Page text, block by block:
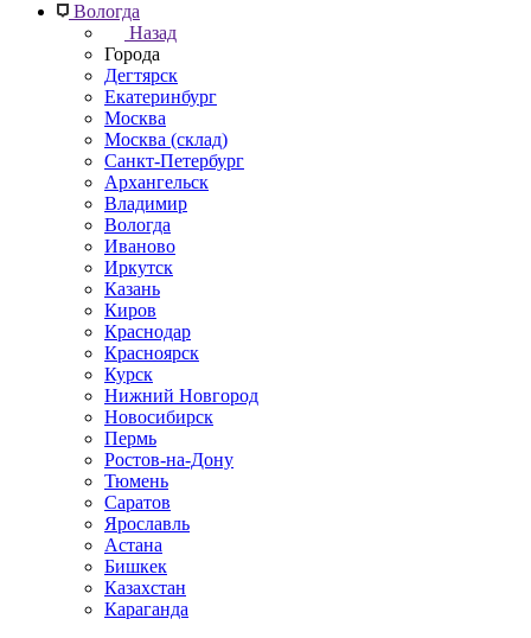
Вологда
Назад
Города
Дегтярск
Екатеринбург
Москва
Москва (склад)
Санкт-Петербург
Архангельск
Владимир
Вологда
Иваново
Иркутск
Казань
Киров
Краснодар
Красноярск
Курск
Нижний Новгород
Новосибирск
Пермь
Ростов-на-Дону
Тюмень
Саратов
Ярославль
Астана
Бишкек
Казахстан
Караганда